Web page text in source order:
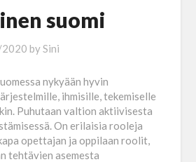
suomi
bySini
nykyään hyvin
ihmisille, tekemiselle
Puhutaan valtion aktiivisesta
On erilaisia rooleja
opettajan ja oppilaan roolit,
tehtävien asemesta